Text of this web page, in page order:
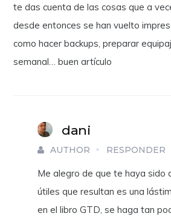
te das cuenta de las cosas que a
desde entonces se han vuelto
como hacer backups, preparar
semanal… buen artículo
dani
AUTHOR RESPONDER
Me alegro de que te haya sido
útiles que resultan es una
en el libro GTD, se haga tan